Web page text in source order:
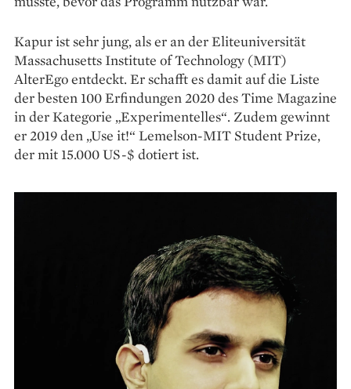
Kapur ist sehr jung, als er an der Eliteuniversität
Massachusetts Institute of Technology (MIT)
AlterEgo entdeckt. Er schafft es damit auf die Liste
der besten 100 Erfindungen 2020 des Time Magazine
in der Kategorie „Experimentelles“. Zudem gewinnt
er 2019 den „Use it!“ Lemelson-MIT Student Prize,
der mit 15.000 US-$ dotiert ist.